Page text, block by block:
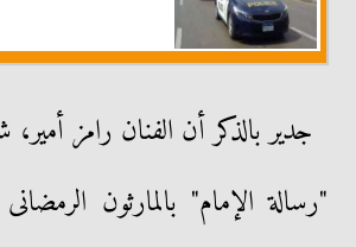
جدير بالذكر أن الفنان رامز